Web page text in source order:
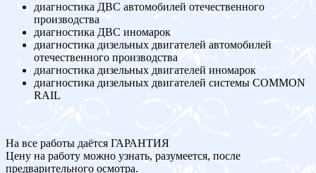
диагностика ДВС автомобилей отечественного
производства
диагностика ДВС иномарок
диагностика дизельных двигателей автомобилей
отечественного производства
диагностика дизельных двигателей иномарок
диагностика дизельных двигателей системы COMMON
RAIL
На все работы даётся ГАРАНТИЯ
Цену на работу можно узнать, разумеется, после
предварительного осмотра.